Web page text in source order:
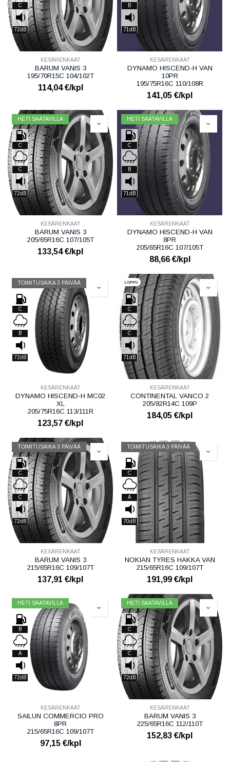
C
72dB
KESÄRENKAAT
BARUM VANIS 3
195/70R15C 104/102T
114,04€/kpl
B
71dB
KESÄRENKAAT
DYNAMO HISCEND-H VAN
10PR
195/75R16C 110/108R
141,05 €/kpl
HETI SAATAVILLA
C
C
72dB
KESÄRENKAAT
BARUM VANIS 3
205/65R16C 107/105T
133,54€/kpl
HETI SAATAVILLA
C
B
71dB
KESÄRENKAAT
DYNAMO HISCEND-H VAN
8PR
205/65R16C 107/105T
88,66€/kpl
TOIMITUSAIKA 3 PÄIVÄÄ
C
B
72dB
KESÄRENKAAT
DYNAMO HISCEND-H MC02
XL
205/75R16C 113/111R
123,57 €/kpl
LOPPU
C
C
71dB
KESÄRENKAAT
CONTINENTAL VANCO 2
205/82R14C 109P
184,05 €/kpl
TOIMITUSAIKA 3 PÄIVÄÄ
C
C
72dB
KESÄRENKAAT
BARUM VANIS 3
215/65R16C 109/107T
137,91 €/kpl
TOIMITUSAIKA 3 PÄIVÄÄ
C
A
70dB
KESÄRENKAAT
NOKIAN TYRES HAKKA VAN
215/65R16C 109/107T
191,99 €/kpl
HETI SAATAVILLA
B
A
72dB
KESÄRENKAAT
SAILUN COMMERCIO PRO
8PR
215/65R16C 109/107T
97,15€/kpl
HETI SAATAVILLA
C
C
72dB
KESÄRENKAAT
BARUM VANIS 3
225/65R16C 112/110T
152,83 €/kpl